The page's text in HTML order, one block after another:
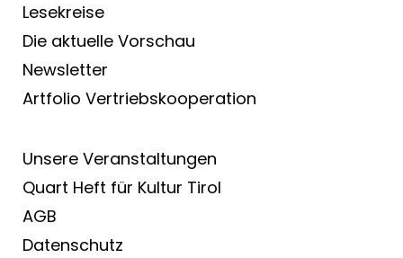
Lesekreise
Die aktuelle Vorschau
Newsletter
Artfolio Vertriebs­kooperation
Unsere Veranstaltungen
Quart Heft für Kultur Tirol
AGB
Datenschutz